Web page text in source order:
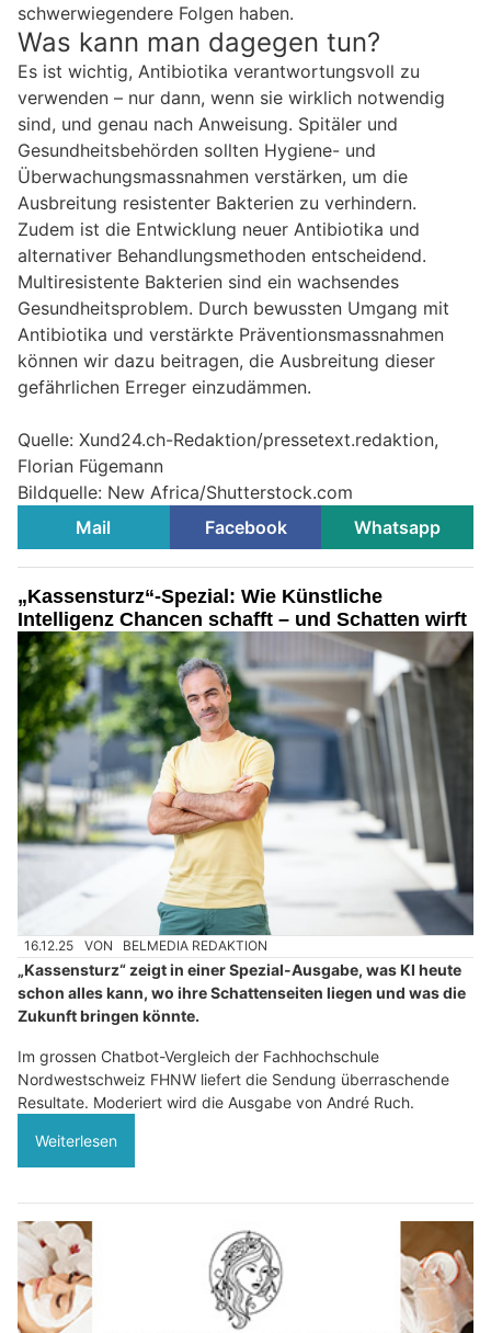
schwerwiegendere Folgen haben.
Was kann man dagegen tun?
Es ist wichtig, Antibiotika verantwortungsvoll zu
verwenden – nur dann, wenn sie wirklich notwendig
sind, und genau nach Anweisung. Spitäler und
Gesundheitsbehörden sollten Hygiene- und
Überwachungsmassnahmen verstärken, um die
Ausbreitung resistenter Bakterien zu verhindern.
Zudem ist die Entwicklung neuer Antibiotika und
alternativer Behandlungsmethoden entscheidend.
Multiresistente Bakterien sind ein wachsendes
Gesundheitsproblem. Durch bewussten Umgang mit
Antibiotika und verstärkte Präventionsmassnahmen
können wir dazu beitragen, die Ausbreitung dieser
gefährlichen Erreger einzudämmen.
Quelle: Xund24.ch-Redaktion/pressetext.redaktion,
Florian Fügemann
Bildquelle: New Africa/Shutterstock.com
Mail
Facebook Whatsapp
„Kassensturz“-Spezial: Wie Künstliche
Intelligenz Chancen schafft – und Schatten wirft
16.12.25 VON BELMEDIA REDAKTION
„Kassensturz“ zeigt in einer Spezial-Ausgabe, was KI heute
schon alles kann, wo ihre Schattenseiten liegen und was die
Zukunft bringen könnte.
Im grossen Chatbot-Vergleich der Fachhochschule
Nordwestschweiz FHNW liefert die Sendung überraschende
Resultate. Moderiert wird die Ausgabe von André Ruch.
Weiterlesen